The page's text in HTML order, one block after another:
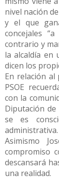
nivel nación
y el que
concejales
contrario y
la alcaldía en
dicen los
En relación
PSOE
con la
Diputación
se es
administrativa.
Asimismo
compromiso
descansará
una realidad.